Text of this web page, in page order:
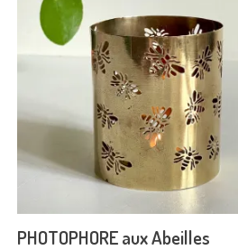
PHOTOPHORE aux Abeilles